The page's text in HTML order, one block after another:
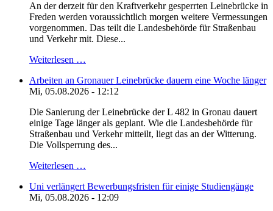
An der derzeit für den Kraftverkehr gesperrten Leinebrücke in
Freden werden voraussichtlich morgen weitere Vermessungen
vorgenommen. Das teilt die Landesbehörde für Straßenbau
und Verkehr mit. Diese...
Weiterlesen …
Arbeiten an Gronauer Leinebrücke dauern eine Woche länger
Mi, 05.08.2026 - 12:12
Die Sanierung der Leinebrücke der L 482 in Gronau dauert
einige Tage länger als geplant. Wie die Landesbehörde für
Straßenbau und Verkehr mitteilt, liegt das an der Witterung.
Die Vollsperrung des...
Weiterlesen …
Uni verlängert Bewerbungsfristen für einige Studiengänge
Mi, 05.08.2026 - 12:09